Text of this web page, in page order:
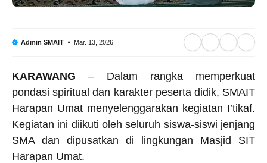
Admin SMAIT Mar. 13, 2026
F
c
e
b
o
W
a
t
s
A
T
l
e
g
r
T
it
t
e
r
KARAWANG – Dalam rangka memperkuat
pondasi spiritual dan karakter peserta didik, SMAIT
Harapan Umat menyelenggarakan kegiatan I’tikaf.
Kegiatan ini diikuti oleh seluruh siswa-siswi jenjang
SMA dan dipusatkan di lingkungan Masjid SIT
Harapan Umat.